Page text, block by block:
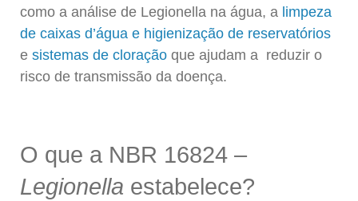
como a análise de Legionella na água, a limpeza
de caixas d’água e higienização de reservatórios
e sistemas de cloração que ajudam a reduzir o
risco de transmissão da doença.
O que a NBR 16824 –
Legionella estabelece?